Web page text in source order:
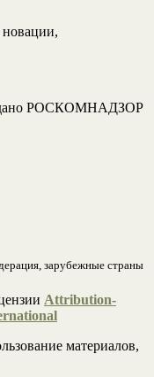
РОСКОМНАДЗОР
зарубежные страны
Attribution-
материалов,